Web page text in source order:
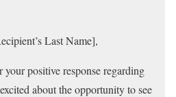
Last Name],
positive response regarding
about the opportunity to see